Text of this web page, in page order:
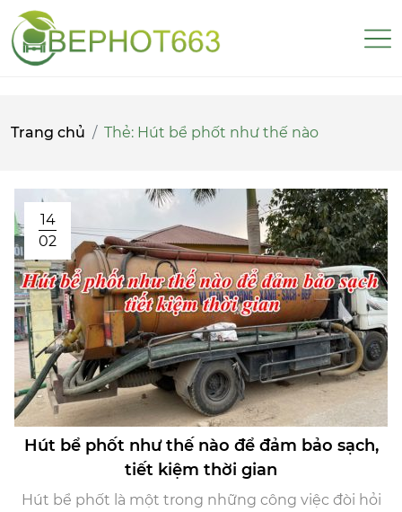
Trang chủ Thẻ: Hút bể phốt như thế nào
14
02
Hút bể phốt như thế nào để đảm bảo sạch,
tiết kiệm thời gian
Hút bể phốt là một trong những công việc đòi hỏi